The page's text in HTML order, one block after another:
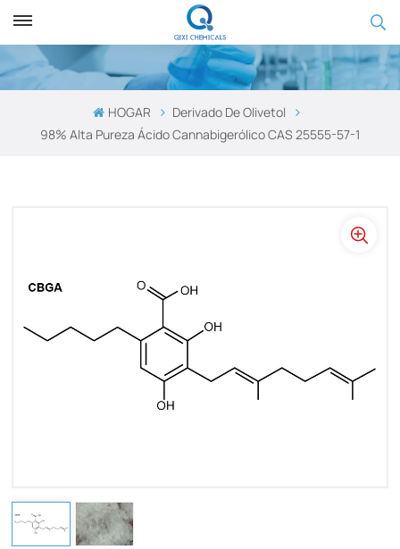
HOGAR
Derivado De Olivetol
98% Alta Pureza Ácido Cannabigerólico CAS 25555-57-1​​